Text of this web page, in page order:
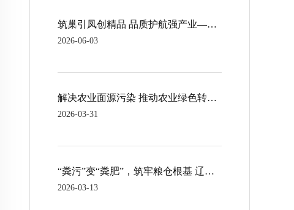
筑巢引凤创精品 品质护航强产业——辽宁近海控股集团有限公司两大产业园区项目斩获“辽宁省建筑业协会高质量水平优质结构工程奖”
2026-06-03
解决农业面源污染 推动农业绿色转型——沈阳安辽农业生态科技有限公司全面加速畜禽养殖污水无害化处理项目复工复产
2026-03-31
“粪污”变“粪肥”，筑牢粮仓根基 辽中区2025年绿色种养循环农业试点县项目圆满收官
2026-03-13